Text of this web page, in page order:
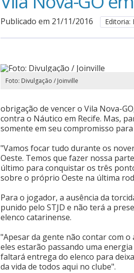
Publicado em 21/11/2016 Editoria:
Foto: Divulgação / Joinville
obrigação de vencer o Vila Nova-
contra o Náutico em Recife. Mas,
somente em seu compromisso
"Vamos focar tudo durante os
Oeste. Temos que fazer nossa
último para conquistar os três
sobre o próprio Oeste na última
Para o jogador, a ausência da
punido pelo STJD e não terá a
elenco catarinense.
"Apesar da gente não contar com
eles estarão passando uma
faltará entrega do elenco para
da vida de todos aqui no clube".